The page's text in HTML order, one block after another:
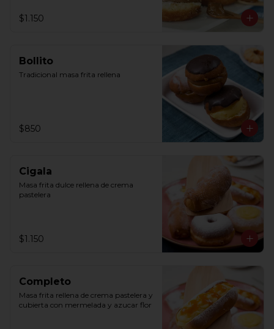
$1.150
Bollito
Tradicional masa frita rellena
$850
Cigala
Masa frita dulce rellena de crema
pastelera
$1.150
Completo
Masa frita rellena de crema pastelera y
cubierta con mermelada y azucar flor